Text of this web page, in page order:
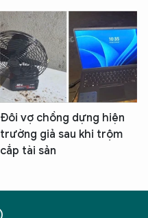
Đôi vợ chồng dựng hiện
trường giả sau khi trộm
cắp tài sản